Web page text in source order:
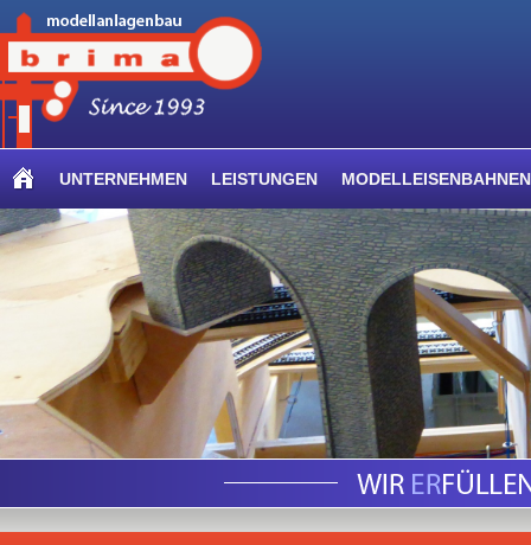
UNTERNEHMEN LEISTUNGEN MODELLEISENBAHNEN